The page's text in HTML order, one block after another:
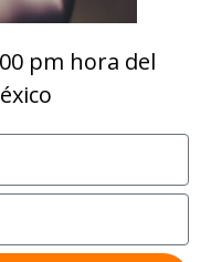
pm hora del